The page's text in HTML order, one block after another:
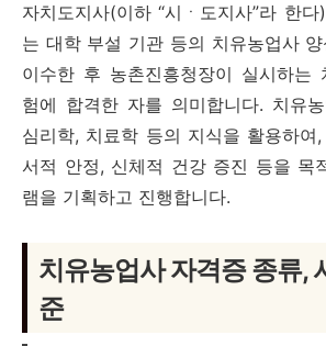
자치도지사(이하 “시ㆍ도지사”라 한
는 대학 부설 기관 등의 치유농업사
이수한 후 농촌진흥청장이 실시하는
험에 합격한 자를 의미합니다. 치유
심리학, 치료학 등의 지식을 활용하여
서적 안정, 신체적 건강 증진 등을 목
램을 기획하고 진행합니다.
치유농업사 자격증 종류,
준